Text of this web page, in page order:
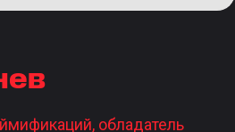
обладатель